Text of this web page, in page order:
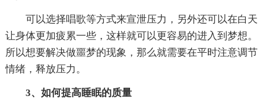
可以选择唱歌等方式来宣泄压力，另外还可以在白天
让身体更加疲累一些，这样就可以更容易的进入到梦想。
所以想要解决做噩梦的现象，那么就需要在平时注意调节
情绪，释放压力。
3、如何提高睡眠的质量